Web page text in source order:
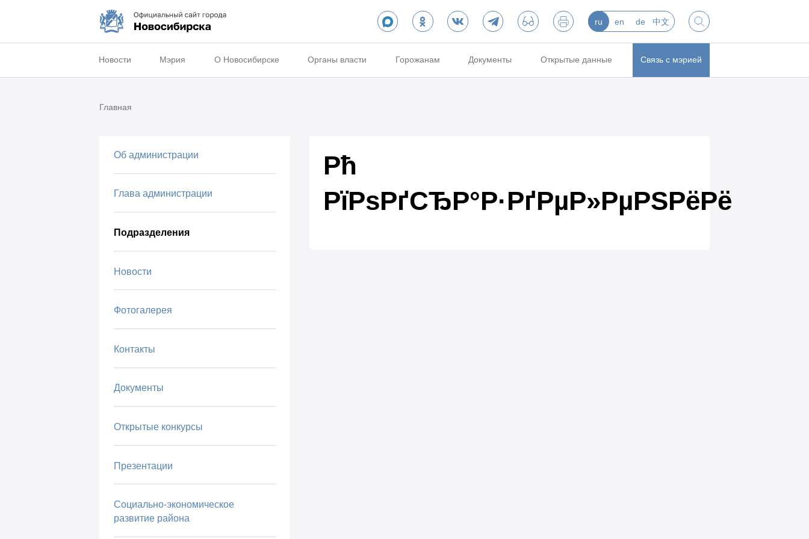
ru en de 中文
Новости Мэрия О Новосибирске Органы власти Горожанам Документы Открытые данные Связь с мэрией
Главная
Об администрации
Глава администрации
Подразделения
Новости
Фотогалерея
Контакты
Документы
Открытые конкурсы
Презентации
Социально-экономическое
развитие района
Рћ
РїРѕРґСЂР°Р·РґРµР»РµРЅРёРё